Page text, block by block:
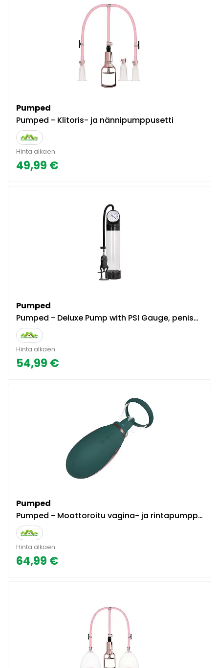
Pumped
Pumped - Klitoris- ja nännipumppusetti
Hinta alkaen
49,99 €
Pumped
Pumped - Deluxe Pump with PSI Gauge, penispumppu
Hinta alkaen
54,99 €
Pumped
Pumped - Moottoroitu vagina- ja rintapumppu klitoriskiihottimella, stimuloiva, laadukas, tehokas
Hinta alkaen
64,99 €